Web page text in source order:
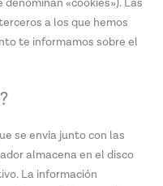
«cookies»). Las
a los que hemos
te informamos sobre el
se envía junto con las
almacena en el disco
La información